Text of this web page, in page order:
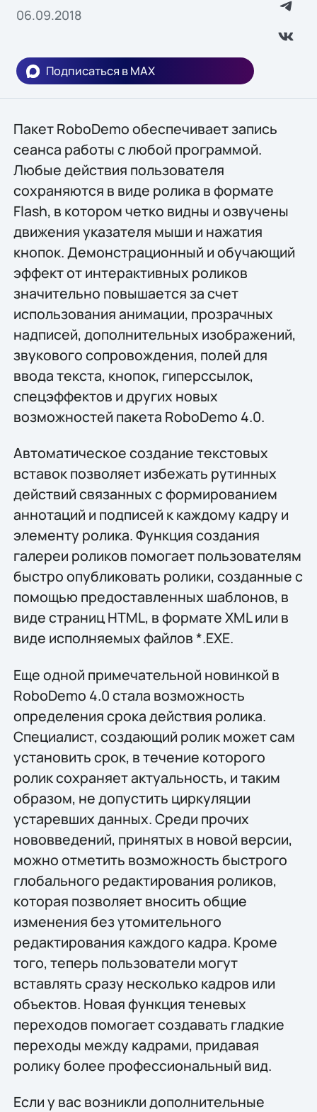
06.09.2018
Подписаться в MAX
Пакет RoboDemo обеспечивает запись
сеанса работы с любой программой.
Любые действия пользователя
сохраняются в виде ролика в формате
Flash, в котором четко видны и озвучены
движения указателя мыши и нажатия
кнопок. Демонстрационный и обучающий
эффект от интерактивных роликов
значительно повышается за счет
использования анимации, прозрачных
надписей, дополнительных изображений,
звукового сопровождения, полей для
ввода текста, кнопок, гиперссылок,
спецэффектов и других новых
возможностей пакета RoboDemo 4.0.
Автоматическое создание текстовых
вставок позволяет избежать рутинных
действий связанных с формированием
аннотаций и подписей к каждому кадру и
элементу ролика. Функция создания
галереи роликов помогает пользователям
быстро опубликовать ролики, созданные с
помощью предоставленных шаблонов, в
виде страниц HTML, в формате XML или в
виде исполняемых файлов *.EXE.
Еще одной примечательной новинкой в
RoboDemo 4.0 стала возможность
определения срока действия ролика.
Специалист, создающий ролик может сам
установить срок, в течение которого
ролик сохраняет актуальность, и таким
образом, не допустить циркуляции
устаревших данных. Среди прочих
нововведений, принятых в новой версии,
можно отметить возможность быстрого
глобального редактирования роликов,
которая позволяет вносить общие
изменения без утомительного
редактирования каждого кадра. Кроме
того, теперь пользователи могут
вставлять сразу несколько кадров или
объектов. Новая функция теневых
переходов помогает создавать гладкие
переходы между кадрами, придавая
ролику более профессиональный вид.
Если у вас возникли дополнительные